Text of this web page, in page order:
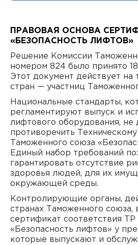
ПРАВОВАЯ ОСНОВА
«БЕЗОПАСНОСТЬ ЛИФТОВ»
Решение Комиссии
номером 824 было принято 18
Этот документ действует на
стран — участниц
Национальные стандарты,
регламентируют выпуск и
лифтового оборудования, не
противоречить
Таможенного союза
Единый набор требований
гарантировать отсутствие
здоровья людей, для их
окружающей среды.
Контролирующие органы,
странах Таможенного союза,
сертификат соответствия ТР
«Безопасность лифтов» у
которые выпускают и